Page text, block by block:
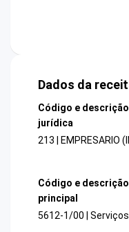
Dados da
Código e
jurídica
213 | EMPRESARIO
Código e
principal
5612-1/00 |